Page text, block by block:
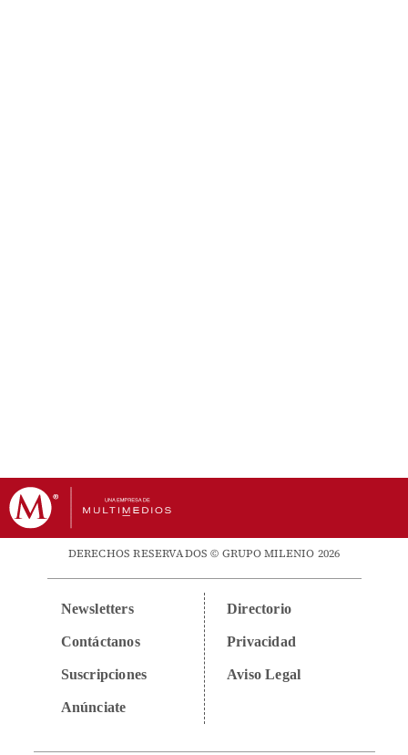
DERECHOS RESERVADOS © GRUPO MILENIO 2026
Newsletters
Contáctanos
Suscripciones
Anúnciate
Directorio
Privacidad
Aviso Legal